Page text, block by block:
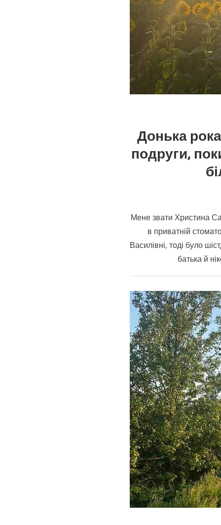
Донька
подруги,
Мене звати Христина
в приватній
Василівні, тоді було
батька й